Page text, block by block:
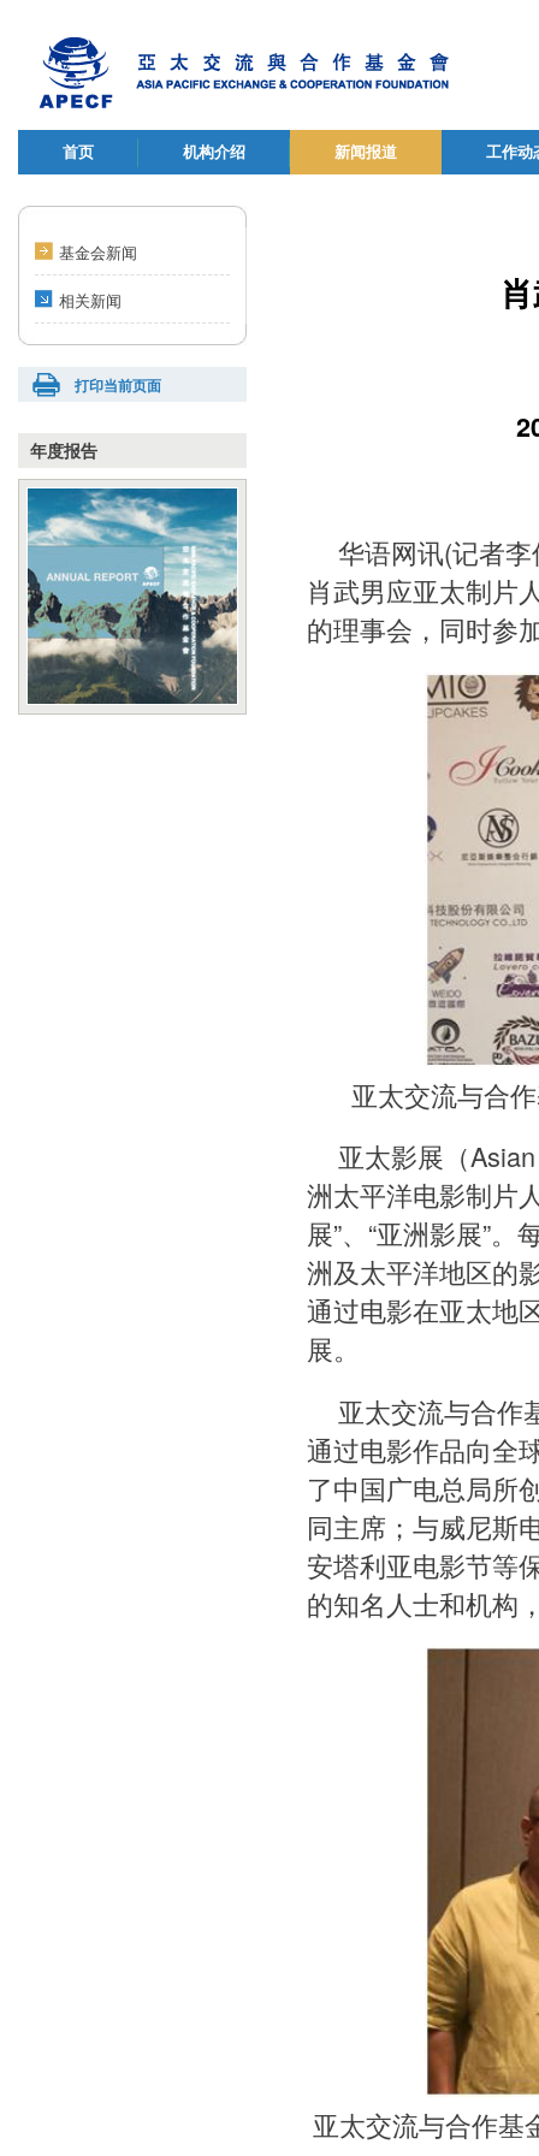
首页 机构介绍 新闻报道 工作动
基金会新闻
相关新闻
打印当前页面
年度报告
华语网讯(记者
肖武男应亚太制片
的理事会，同时参
亚太交流与合
亚太影展（
洲太平洋电影制片
展”、“亚洲影展”
洲及太平洋地区的
通过电影在亚太地
展。
亚太交流与合作
通过电影作品向全
了中国广电总局所
同主席；与威尼斯
安塔利亚电影节等
的知名人士和机构
亚太交流与合作基